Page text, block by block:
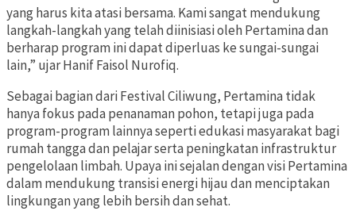
yang harus kita atasi bersama. Kami sangat mendukung
langkah-langkah yang telah diinisiasi oleh Pertamina dan
berharap program ini dapat diperluas ke sungai-sungai
lain,” ujar Hanif Faisol Nurofiq.
Sebagai bagian dari Festival Ciliwung, Pertamina tidak
hanya fokus pada penanaman pohon, tetapi juga pada
program-program lainnya seperti edukasi masyarakat bagi
rumah tangga dan pelajar serta peningkatan infrastruktur
pengelolaan limbah. Upaya ini sejalan dengan visi Pertamina
dalam mendukung transisi energi hijau dan menciptakan
lingkungan yang lebih bersih dan sehat.